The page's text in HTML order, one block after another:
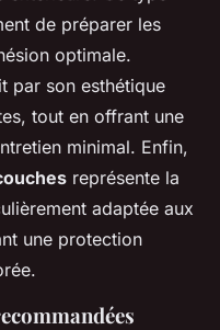
de préparer les
optimale.
par son esthétique
tout en offrant une
minimal. Enfin,
représente la
adaptée aux
une protection